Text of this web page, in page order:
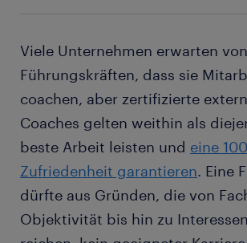
Viele Unternehmen erwarten von
Führungskräften, dass sie
coachen, aber zertifizierte
Coaches gelten weithin als
beste Arbeit leisten und eine
Zufriedenheit garantieren. Eine
dürfte aus Gründen, die von
Objektivität bis hin zu